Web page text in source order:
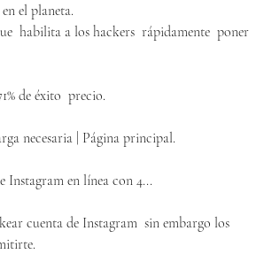
el planeta.
habilita a los hackers  rápidamente  poner
de éxito  precio.
necesaria | Página principal.
Instagram en línea con 4...
cuenta de Instagram  sin embargo los